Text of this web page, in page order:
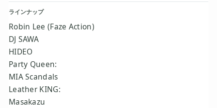
ラインナップ
Robin Lee (Faze Action)
DJ SAWA
HIDEO
Party Queen:
MIA Scandals
Leather KING:
Masakazu